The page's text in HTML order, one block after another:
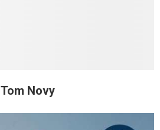
Tom Novy